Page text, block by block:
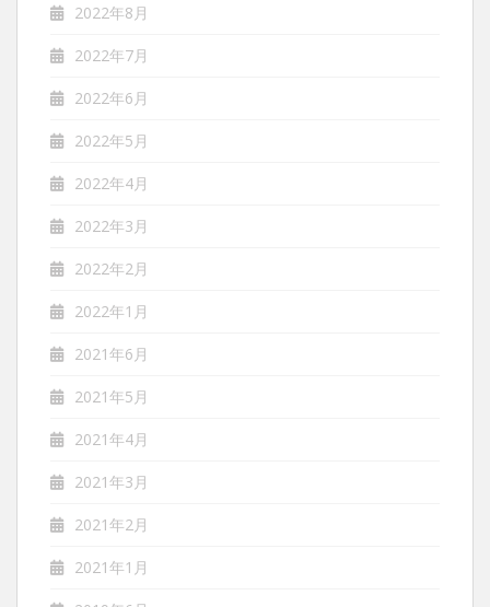
2022年8月
2022年7月
2022年6月
2022年5月
2022年4月
2022年3月
2022年2月
2022年1月
2021年6月
2021年5月
2021年4月
2021年3月
2021年2月
2021年1月